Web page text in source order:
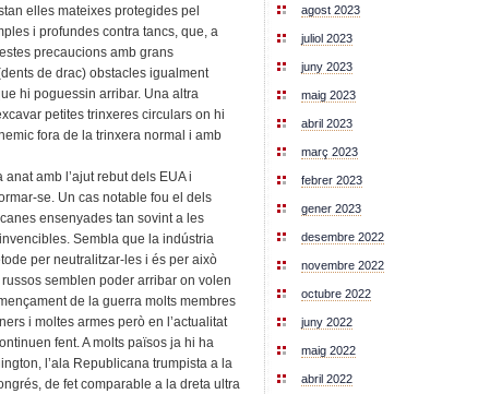
elles mateixes protegides pel
i profundes contra tancs, que, a
precaucions amb grans
de drac) obstacles igualment
hi poguessin arribar. Una altra
petites trinxeres circulars on hi
fora de la trinxera normal i amb
amb l’ajut rebut dels EUA i
se. Un cas notable fou el dels
ensenyades tan sovint a les
Sembla que la indústria
per neutralitzar-les i és per això
semblen poder arribar on volen
de la guerra molts membres
i moltes armes però en l’actualitat
fent. A molts països ja hi ha
l’ala Republicana trumpista a la
de fet comparable a la dreta ultra
agost 2023
juliol 2023
juny 2023
maig 2023
abril 2023
març 2023
febrer 2023
gener 2023
desembre 2022
novembre 2022
octubre 2022
juny 2022
maig 2022
abril 2022